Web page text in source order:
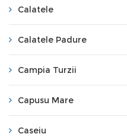
Calatele
Calatele Padure
Campia Turzii
Capusu Mare
Caseiu